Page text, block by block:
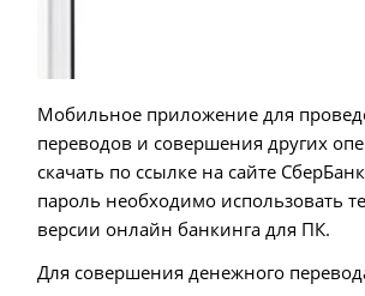
Мобильное приложение для
переводов и совершения других
скачать по ссылке на сайте
пароль необходимо использовать
версии онлайн банкинга для ПК.
Для совершения денежного